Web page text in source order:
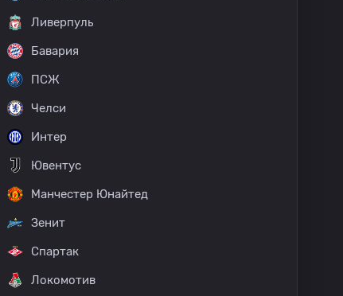
Ливерпуль
Бавария
ПСЖ
Челси
Интер
Ювентус
Манчестер Юнайтед
Зенит
Спартак
Локомотив